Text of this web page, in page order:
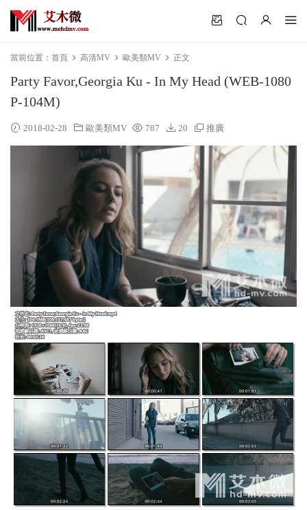
當前位置： 首頁 高清MV 歐美類MV 正文
Party Favor,Georgia Ku - In My Head (WEB-1080
P-104M)
2018-02-28 歐美類MV 787 20 推廣